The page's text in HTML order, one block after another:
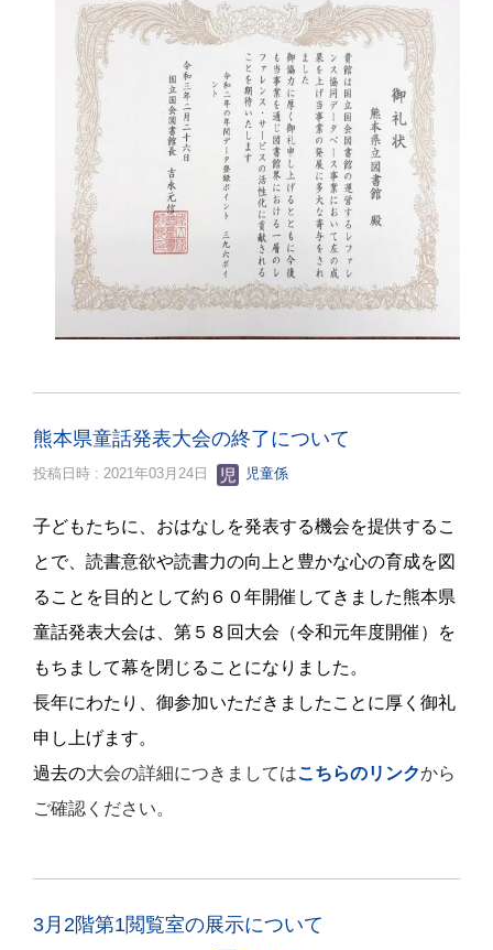
熊本県童話発表大会の終了について
投稿日時 : 2021年03月24日 児童係
子どもたちに、おはなしを発表する機会を提供するこ
とで、読書意欲や読書力の向上と豊かな心の育成を図
ることを目的として約６０年開催してきました熊本県
童話発表大会は、第５８回大会（令和元年度開催）を
もちまして幕を閉じることになりました。
長年にわたり、御参加いただきましたことに厚く御礼
申し上げます。
過去の大会の詳細につきましてはこちらのリンクから
ご確認ください。
3月2階第1閲覧室の展示について